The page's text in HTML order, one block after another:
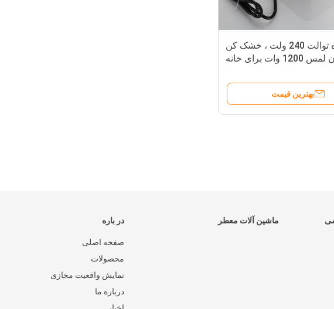
دمنده توالت 240 ولت ، خشک کن
برای خانه
بهترین قیمت
در باره
صفحه اصلی
محصولات
نمایش واقعیت مجازی
درباره ما
ماشین آلات معطر